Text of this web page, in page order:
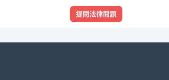
提問法律問題